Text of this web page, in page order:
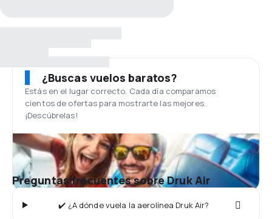
¿Buscas vuelos baratos?
Estás en el lugar correcto. Cada día comparamos
cientos de ofertas para mostrarte las mejores.
¡Descúbrelas!
Preguntas frecuentes sobre Druk Air
✔️ ¿A dónde vuela la aerolínea Druk Air?